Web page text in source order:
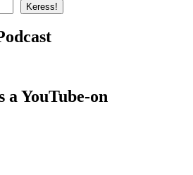
Keress!
YouTube-on